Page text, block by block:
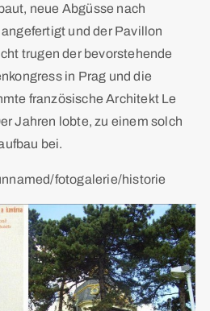
neue Abgüsse nach
und der Pavillon
trugen der bevorstehende
in Prag und die
französische Architekt Le
Jahren lobte, zu einem solch
bei.
fotogalerie/historie